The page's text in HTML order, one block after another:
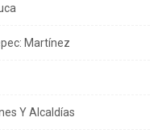
Martínez
Y Alcaldías